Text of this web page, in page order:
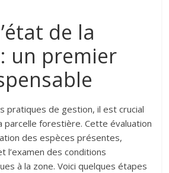
de la
un premier
pratiques de gestion, il est crucial
parcelle forestière. Cette évaluation
des espèces présentes,
l’examen des conditions
à la zone. Voici quelques étapes